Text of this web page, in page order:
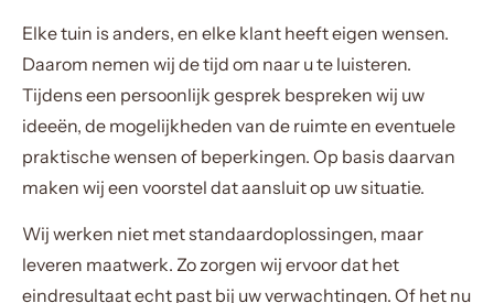
Elke tuin is anders, en elke klant heeft eigen wensen.
Daarom nemen wij de tijd om naar u te luisteren.
Tijdens een persoonlijk gesprek bespreken wij uw
ideeën, de mogelijkheden van de ruimte en eventuele
praktische wensen of beperkingen. Op basis daarvan
maken wij een voorstel dat aansluit op uw situatie.
Wij werken niet met standaardoplossingen, maar
leveren maatwerk. Zo zorgen wij ervoor dat het
eindresultaat echt past bij uw verwachtingen. Of het nu